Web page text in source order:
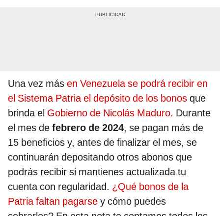
Una vez más en Venezuela se podrá recibir en
el Sistema Patria el depósito de los bonos que
brinda el Gobierno de Nicolás Maduro. Durante
el mes de febrero de 2024, se pagan más de
15 beneficios y, antes de finalizar el mes, se
continuarán depositando otros abonos que
podrás recibir si mantienes actualizada tu
cuenta con regularidad. ¿Qué bonos de la
Patria faltan pagarse y cómo puedes